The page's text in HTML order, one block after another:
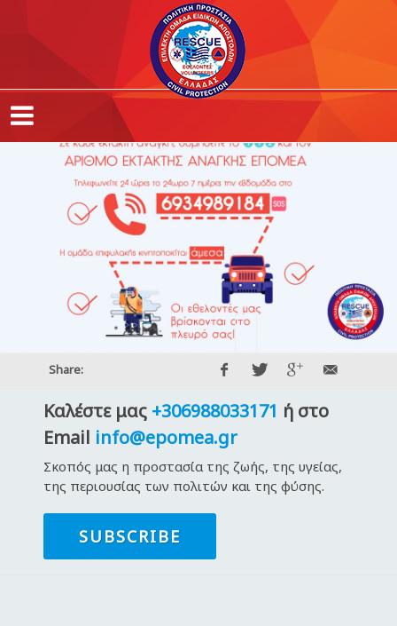
Share:
Καλέστε μας +306988033171 ή στο
Email info@epomea.gr
Σκοπός μας η προστασία της ζωής, της υγείας,
της περιουσίας των πολιτών και της φύσης.
SUBSCRIBE